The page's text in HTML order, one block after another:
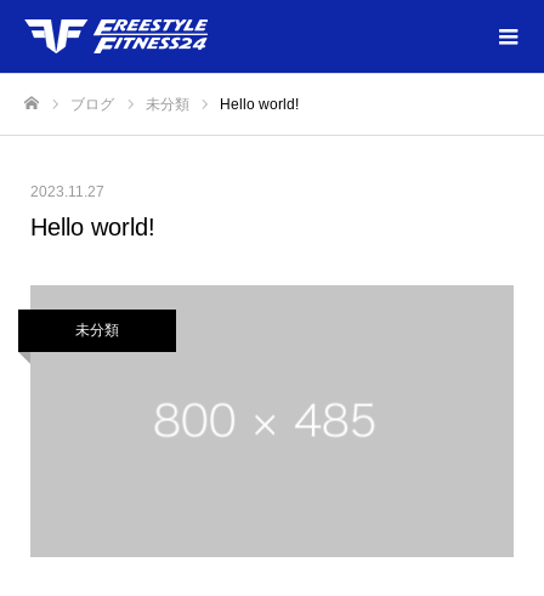
ブログ 未分類 Hello world!
2023.11.27
Hello world!
未分類